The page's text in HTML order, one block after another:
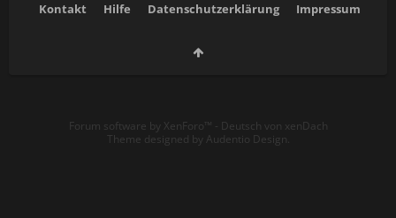
Kontakt Hilfe Datenschutzerklärung Impressum
Forum software by XenForo™ - Deutsch von xenDach
Theme designed by Audentio Design.